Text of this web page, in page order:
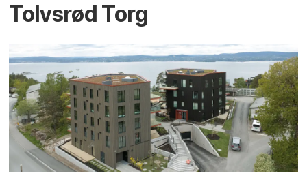
Tolvsrød Torg